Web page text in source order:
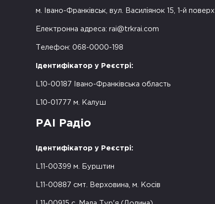
м. Івано-Франківськ, вул. Василіянок 15, 1-й поверх
Електронна адреса: rai@trkrai.com
Телефон: 068-0000-198
Ідентифікатор у Реєстрі:
L10-00187 Івано-Франківська область
L10-01777 м. Калуш
РАІ Радіо
Ідентифікатор у Реєстрі:
L11-00399 м. Бурштин
L11-00887 смт. Верховина, м. Косів